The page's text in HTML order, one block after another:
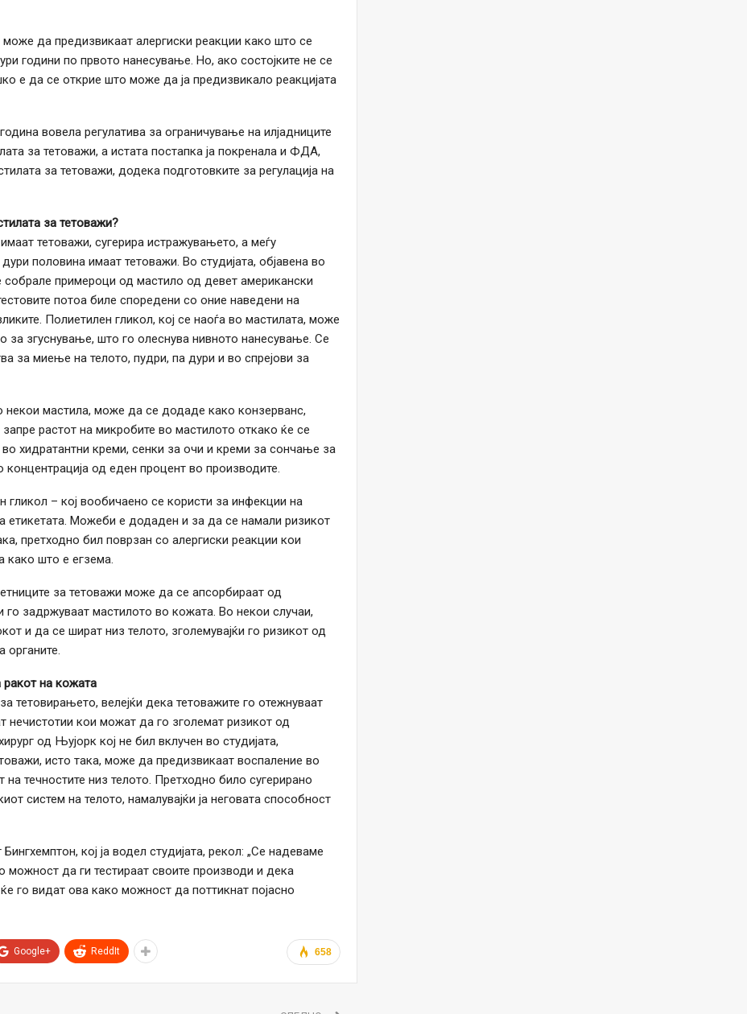
да предизвикаат алергиски реакции како што се
години по првото нанесување. Но, ако состојките не се
е да се открие што може да ја предизвикало реакцијата
вовела регулатива за ограничување на илјадниците
за тетоважи, а истата постапка ја покренала и ФДА,
за тетоважи, додека подготовките за регулација на
за тетоважи?
тетоважи, сугерира истражувањето, а меѓу
половина имаат тетоважи. Во студијата, објавена во
собрале примероци од мастило од девет американски
потоа биле споредени со оние наведени на
Полиетилен гликол, кој се наоѓа во мастилата, може
за згуснување, што го олеснува нивното нанесување. Се
за миење на телото, пудри, па дури и во спрејови за
некои мастила, може да се додаде како конзерванс,
растот на микробите во мастилото откако ќе се
хидратантни креми, сенки за очи и креми за сончање за
од еден процент во производите.
гликол – кој вообичаено се користи за инфекции на
етикетата. Можеби е додаден и за да се намали ризикот
претходно бил поврзан со алергиски реакции кои
што е егзема.
за тетоважи може да се апсорбираат од
задржуваат мастилото во кожата. Во некои случаи,
и да се шират низ телото, зголемувајќи го ризикот од
органите.
ракот на кожата
тетовирањето, велејќи дека тетоважите го отежнуваат
кои можат да го зголемат ризикот од
од Њујорк кој не бил вклучен во студијата,
исто така, може да предизвикаат воспаление во
течностите низ телото. Претходно било сугерирано
систем на телото, намалувајќи ја неговата способност
кој ја водел студијата, рекол: „Се надеваме
можност да ги тестираат своите производи и дека
го видат ова како можност да поттикнат појасно
658
Google+ ReddIt